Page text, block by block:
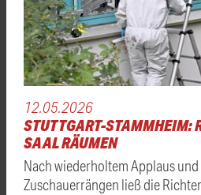
12.05.2026
STUTTGART-STAMMHEIM:
SAAL RÄUMEN
Nach wiederholtem Applaus
Zuschauerrängen ließ die